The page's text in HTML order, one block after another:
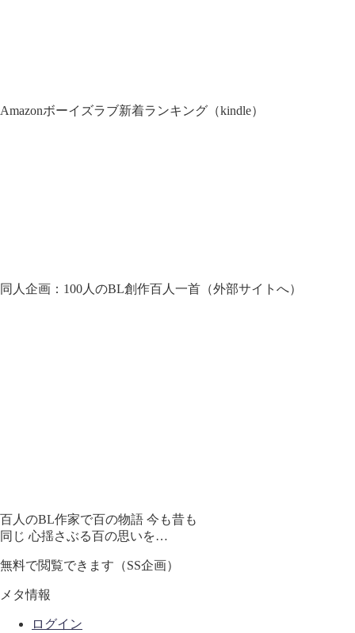
Amazonボーイズラブ新着ランキング（kindle）
同人企画：100人のBL創作百人一首（外部サイトへ）
百人のBL作家で百の物語 今も昔も
同じ 心揺さぶる百の思いを…
無料で閲覧できます（SS企画）
メタ情報
ログイン